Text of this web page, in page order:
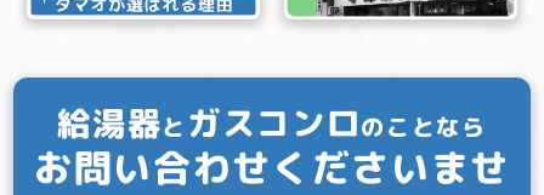
給湯器と ガスコンロのことなら
お問い合わせくださいませ